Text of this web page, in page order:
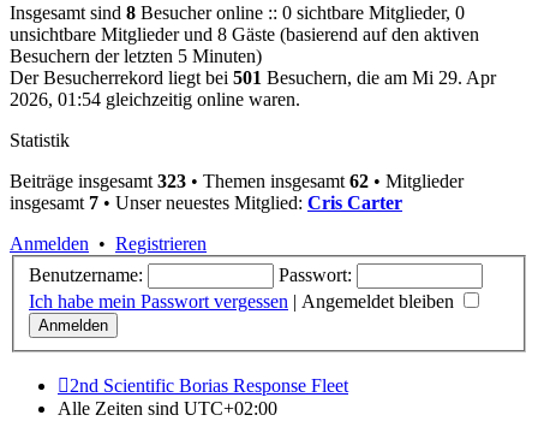
Insgesamt sind 8 Besucher online :: 0 sichtbare Mitglieder, 0
unsichtbare Mitglieder und 8 Gäste (basierend auf den aktiven
Besuchern der letzten 5 Minuten)
Der Besucherrekord liegt bei 501 Besuchern, die am Mi 29. Apr
2026, 01:54 gleichzeitig online waren.
Statistik
Beiträge insgesamt 323 • Themen insgesamt 62 • Mitglieder
insgesamt 7 • Unser neuestes Mitglied: Cris Carter
Anmelden • Registrieren
Benutzername:
Passwort:
Ich habe mein Passwort vergessen | Angemeldet bleiben
2nd Scientific Borias Response Fleet
Alle Zeiten sind UTC+02:00